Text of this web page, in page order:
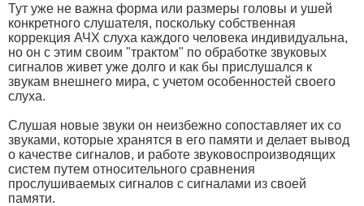
Тут уже не важна форма или размеры головы и ушей
конкретного слушателя, поскольку собственная
коррекция АЧХ слуха каждого человека индивидуальна,
но он с этим своим "трактом" по обработке звуковых
сигналов живет уже долго и как бы прислушался к
звукам внешнего мира, с учетом особенностей своего
слуха.
Слушая новые звуки он неизбежно сопоставляет их со
звуками, которые хранятся в его памяти и делает вывод
о качестве сигналов, и работе звуковоспроизводящих
систем путем относительного сравнения
прослушиваемых сигналов с сигналами из своей
памяти.